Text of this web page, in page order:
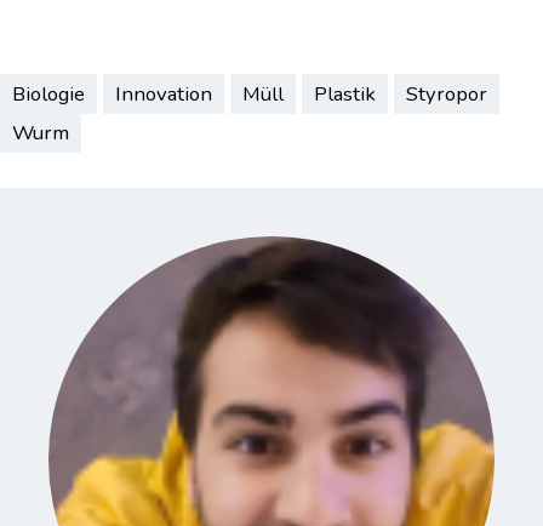
Biologie Innovation Müll Plastik
Styropor
Wurm